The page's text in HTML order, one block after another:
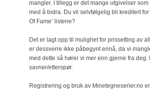
mangler. I tillegg er det mange utgivelser
med å bidra. Du vil selvfølgelig bli kreditert
Of Fame’ listene?
Det er lagt opp til mulighet for prissetting av
er dessverre ikke påbegynt ennå, da vi
med dette så hører vi mer enn gjerne fra
savner/etterspør.
Registrering og bruk av Minetegneserier.no